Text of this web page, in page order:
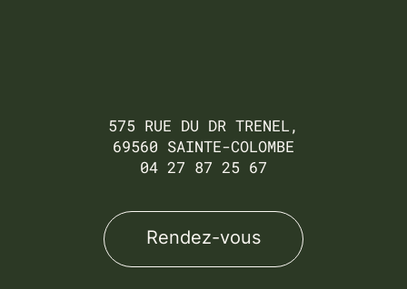
575 RUE DU DR TRENEL,
69560 SAINTE-COLOMBE
04 27 87 25 67
Rendez-vous